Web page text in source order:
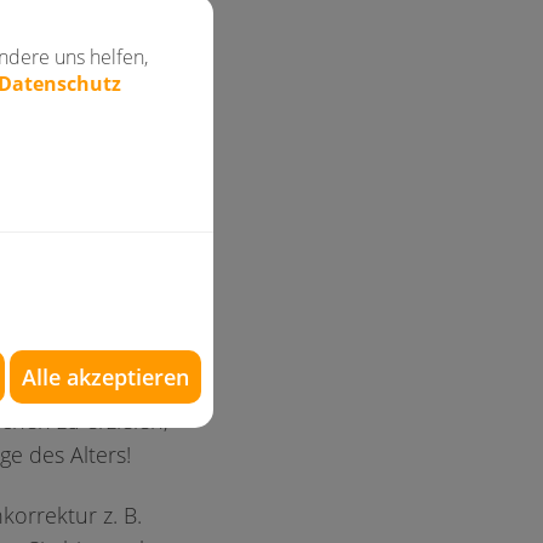
uns helfen,
Alle akzeptieren
zu lassen. Zum
es sich zur
schönen
Zähnen
wie auch
zu erzielen,
des Alters!
z. B.